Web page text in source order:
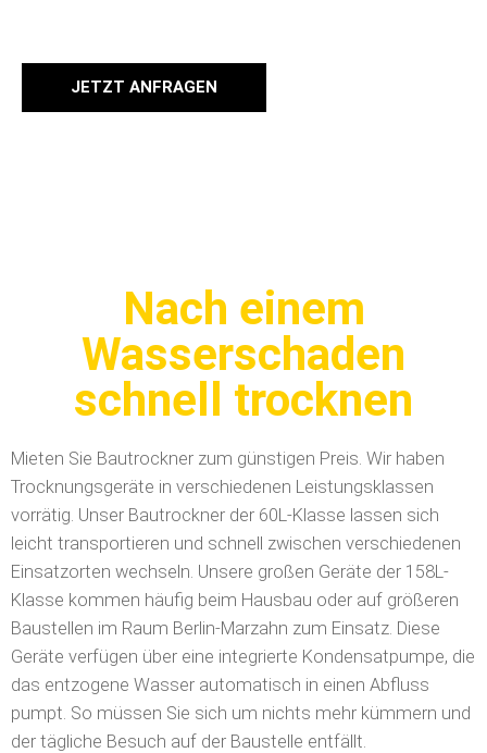
JETZT ANFRAGEN
Nach einem
Wasserschaden
schnell trocknen
Mieten Sie Bautrockner zum günstigen Preis. Wir haben
Trocknungsgeräte in verschiedenen Leistungsklassen
vorrätig. Unser Bautrockner der 60L-Klasse lassen sich
leicht transportieren und schnell zwischen verschiedenen
Einsatzorten wechseln. Unsere großen Geräte der 158L-
Klasse kommen häufig beim Hausbau oder auf größeren
Baustellen im Raum Berlin-Marzahn zum Einsatz. Diese
Geräte verfügen über eine integrierte Kondensatpumpe, die
das entzogene Wasser automatisch in einen Abfluss
pumpt. So müssen Sie sich um nichts mehr kümmern und
der tägliche Besuch auf der Baustelle entfällt.